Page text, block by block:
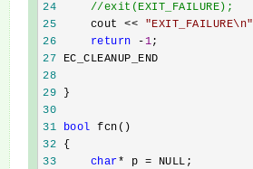
24
//exit(EXIT_FAILURE);
25
     cout <<
"EXIT_FAILURE\n"
26
return -1
27
28
29
30
31
bool
32
33
char* p =